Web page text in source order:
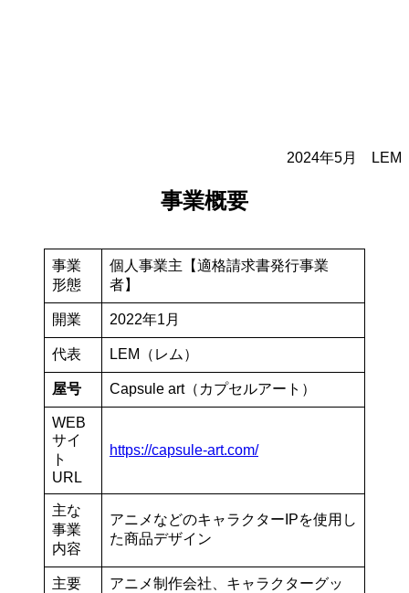
2024年5月 LEM
事業概要
事業
形態
個人事業主【適格請求書発行事業
者】
開業 2022年1月
代表 LEM（レム）
屋号 Capsule art（カプセルアート）
WEB
サイ
ト
URL
https://capsule-art.com/
主な
事業
内容
アニメなどのキャラクターIPを使用し
た商品デザイン
主要
アニメ制作会社、キャラクターグッ